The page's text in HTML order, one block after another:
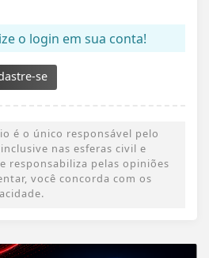
o login em sua conta!
se
é o único responsável pelo
nas esferas civil e
responsabiliza pelas opiniões
você concorda com os